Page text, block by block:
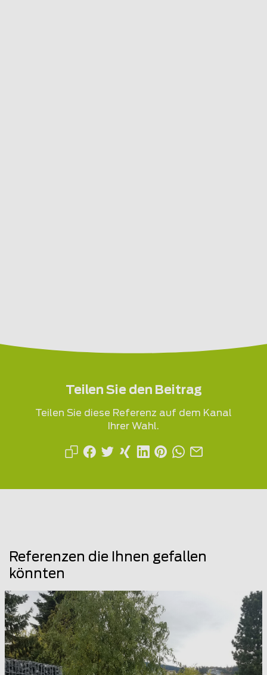
Teilen Sie den Beitrag
Teilen Sie diese Referenz auf dem Kanal
Ihrer Wahl.
Referenzen die Ihnen gefallen
könnten